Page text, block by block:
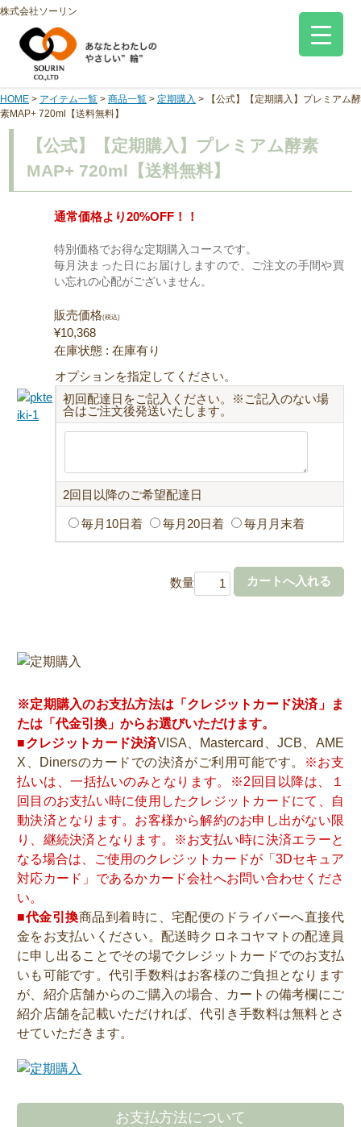
株式会社ソーリン
HOME > アイテム一覧 > 商品一覧 > 定期購入 >
【公式】【定期購入】プレミアム酵
素MAP+ 720ml【送料無料】
【公式】【定期購入】プレミアム酵素
MAP+ 720ml【送料無料】
通常価格より20%OFF！！
特別価格でお得な定期購入コースです。
毎月決まった日にお届けしますので、ご注文の手間や買
い忘れの心配がございません。
販売価格(税込)
¥10,368
在庫状態 : 在庫有り
オプションを指定してください。
初回配達日をご記入ください。※ご記入のない場
合はご注文後発送いたします。
2回目以降のご希望配達日
毎月10日着 毎月20日着 毎月月末着
数量
※定期購入のお支払方法は「クレジットカード決済」ま
たは「代金引換」からお選びいただけます。
■クレジットカード決済VISA、Mastercard、JCB、AME
X、Dinersのカードでの決済がご利用可能です。
※お支
払いは、一括払いのみとなります。※2回目以降は、１
回目のお支払い時に使用したクレジットカードにて、自
動決済となります。お客様から解約のお申し出がない限
り、継続決済となります。※お支払い時に決済エラーと
なる場合は、ご使用のクレジットカードが「3Dセキュア
対応カード」であるかカード会社へお問い合わせくださ
い。
■代金引換商品到着時に、宅配便のドライバーへ直接代
金をお支払いください。配送時クロネコヤマトの配達員
に申し出ることでその場でクレジットカードでのお支払
いも可能です。代引手数料はお客様のご負担となります
が、紹介店舗からのご購入の場合、カートの備考欄にご
紹介店舗を記載いただければ、代引き手数料は無料とさ
せていただきます。
お支払方法について